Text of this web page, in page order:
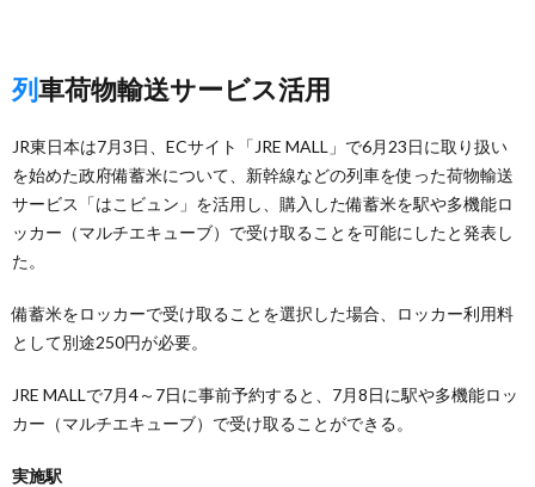
列車荷物輸送サービス活用
JR東日本は7月3日、ECサイト「JRE MALL」で6月23日に取り扱い
を始めた政府備蓄米について、新幹線などの列車を使った荷物輸送
サービス「はこビュン」を活用し、購入した備蓄米を駅や多機能ロ
ッカー（マルチエキューブ）で受け取ることを可能にしたと発表し
た。
備蓄米をロッカーで受け取ることを選択した場合、ロッカー利用料
として別途250円が必要。
JRE MALLで7月4～7日に事前予約すると、7月8日に駅や多機能ロッ
カー（マルチエキューブ）で受け取ることができる。
実施駅